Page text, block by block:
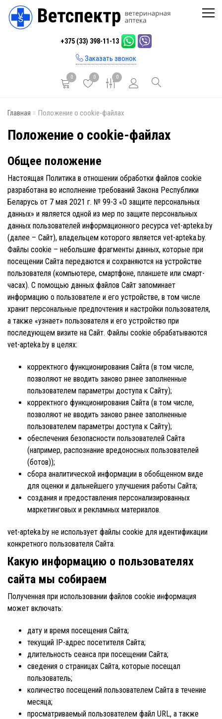
+375 (33) 398-11-13
Заказать звонок
0 0 0
Главная
Каталог
Бренды
Отзывы
Блог
Контакты
Главная Положение о cookie-файлах
Положение о cookie-файлах
Общее положение
Настоящая Политика в отношении обработки файлов cookie
разработана во исполнение требований Закона Республики
Беларусь от 7 мая 2021 г. № 99-З «О защите персональных
данных» и является одной из мер по защите персональных
данных пользователей информационного ресурса vet-apteka.by
(далее – Сайт), владельцем которого является vet-apteka.by.
Файлы cookie – небольшие фрагменты данных, которые при
посещении Сайта передаются и сохраняются на устройстве
пользователя (компьютере, смартфоне, планшете или смарт-
часах). С помощью данных файлов Сайт запоминает
информацию о пользователе и его устройстве, в том числе
хранит персональные предпочтения и настройки пользователя,
а также «узнает» пользователя и его устройство при
последующем визите на Сайт. Файлы cookie обрабатываются
vet-apteka.by в целях:
корректного функционирования Сайта (в том числе,
позволяют не вводить заново ранее заполненные
пользователем параметры доступа к Сайту);
корректного функционирования Сайта (в том числе,
позволяют не вводить заново ранее заполненные
пользователем параметры доступа к Сайту);
обеспечения безопасности пользователей Сайта
(например, распознание вредоносных пользователей
(ботов));
сбора аналитической информации в обобщенном виде
для оценки и дальнейшего улучшения работы Сайта;
создания и предоставления персонализированных
маркетинговых и рекламных материалов.
vet-apteka.by не использует файлы cookie для идентификации
конкретного пользователя Сайта.
Какую информацию о пользователях
сайта мы собираем
Полученная при использовании файлов сookie информация
может включать:
дату и время посещения Сайта;
текущий IP-адрес посетителя Сайта;
длительность сеанса при посещении Сайта;
сведения о страницах Сайта, которые посещал
пользователь;
количество посещений пользователем Сайта в течение
месяца;
просматриваемый пользователем файл URL, а также